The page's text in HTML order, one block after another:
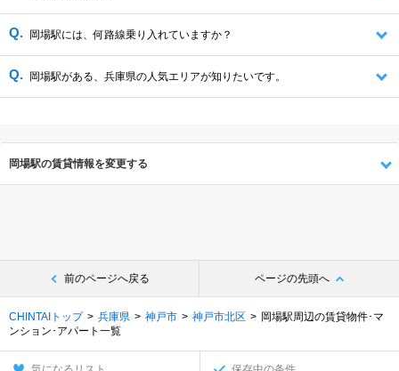
岡場駅には、何路線乗り入れていますか？
岡場駅がある、兵庫県の人気エリアが知りたいです。
岡場駅の賃貸情報を変更する
前のページへ戻る ページの先頭へ
CHINTAIトップ 兵庫県 神戸市 神戸市北区
岡場駅周辺の賃貸物件･マ
ンション･アパート一覧